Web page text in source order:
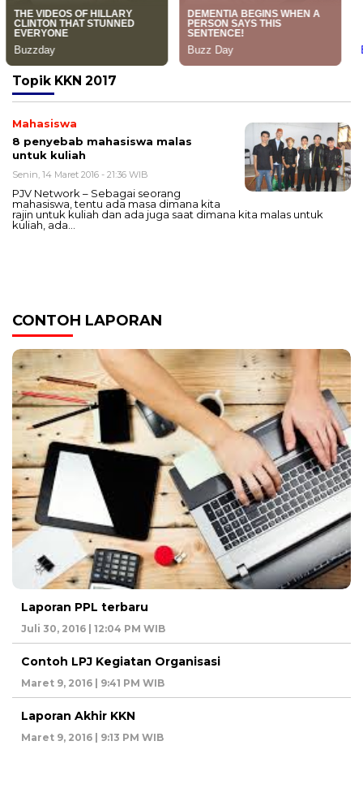
Topik KKN 2017
Mahasiswa
8 penyebab mahasiswa malas
untuk kuliah
Senin, 14 Maret 2016 - 21:36 WIB
PJV Network – Sebagai seorang
mahasiswa, tentu ada masa dimana kita
rajin untuk kuliah dan ada juga saat dimana kita malas untuk
kuliah, ada…
CONTOH LAPORAN
Laporan PPL terbaru
Juli 30, 2016 | 12:04 PM WIB
Contoh LPJ Kegiatan Organisasi
Maret 9, 2016 | 9:41 PM WIB
Laporan Akhir KKN
Maret 9, 2016 | 9:13 PM WIB